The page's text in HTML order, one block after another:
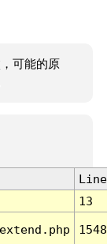
可能的原
Line
13
1548